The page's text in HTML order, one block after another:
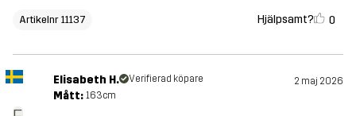
Artikelnr 11137 Hjälpsamt? 0
Elisabeth H. Verifierad köpare 2 maj 2026
Mått: 163cm